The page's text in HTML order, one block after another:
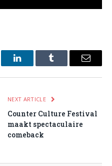
LinkedInTumblr Email
NEXT ARTICLE
Counter Culture Festival
maakt spectaculaire
comeback